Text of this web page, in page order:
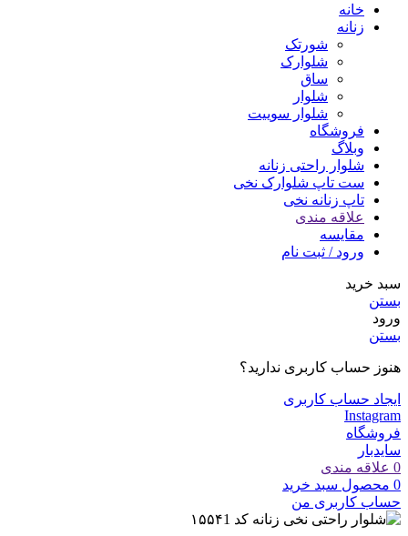
خانه
زنانه
شورتک
شلوارک
ساق
شلوار
شلوار سوییت
فروشگاه
وبلاگ
شلوار راحتی زنانه
ست تاپ شلوارک نخی
تاپ زنانه نخی
علاقه مندی
مقایسه
ورود / ثبت نام
سبد خرید
بستن
ورود
بستن
هنوز حساب کاربری ندارید؟
ایجاد حساب کاربری
Instagram
فروشگاه
سایدبار
0 علاقه مندی
0 محصول سبد خرید
حساب کاربری من